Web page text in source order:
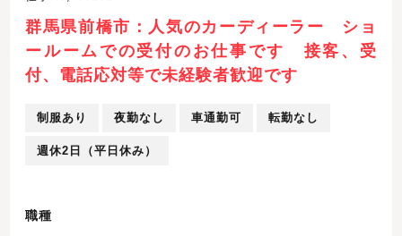
群馬県前橋市：人気のカーディーラー ショ
ールームでの受付のお仕事です 接客、受
付、電話応対等で未経験者歓迎です
制服あり 夜勤なし 車通勤可 転勤なし
週休2日（平日休み）
職種